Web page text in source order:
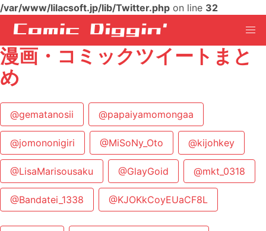
/var/www/lilacsoft.jp/lib/Twitter.php on line 32
漫画・コミックツイートまと
め
@gematanosii @papaiyamomongaa
@jomononigiri @MiSoNy_Oto @kijohkey
@LisaMarisousaku @GlayGoid @mkt_0318
@Bandatei_1338 @KJOKkCoyEUaCF8L